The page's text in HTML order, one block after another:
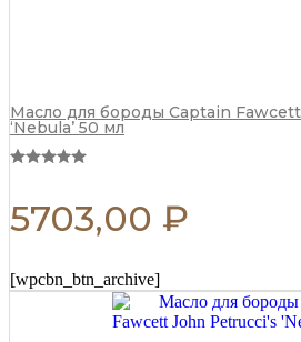
Масло для бороды Captain
‘Nebula’ 50 мл
5703,00 ₽
[wpcbn_btn_archive]